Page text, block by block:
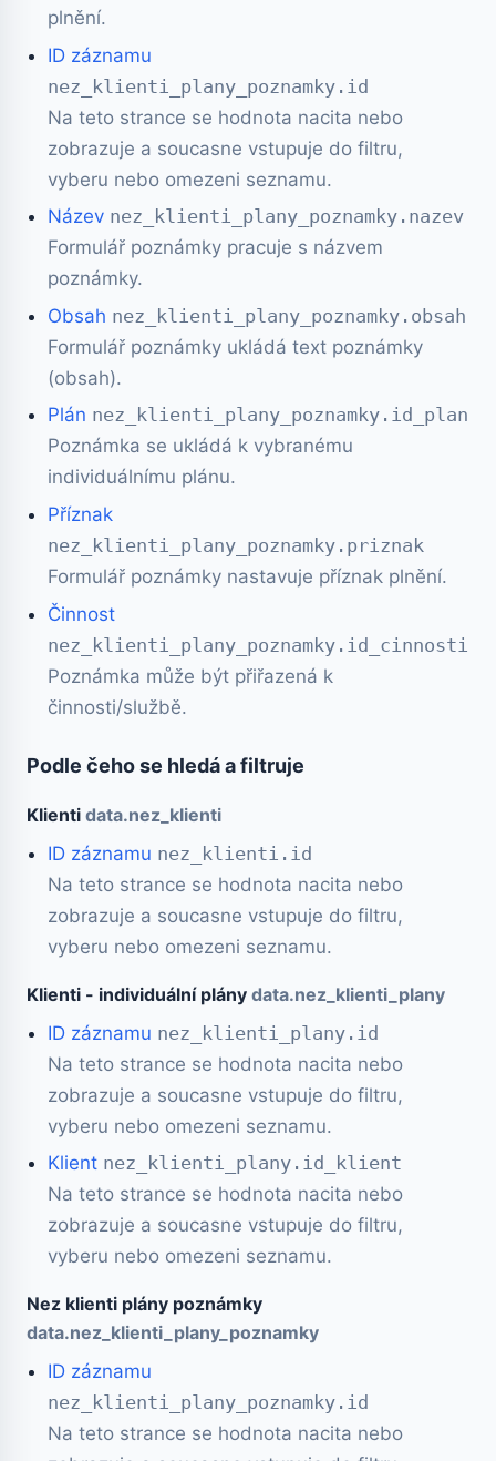
plnění.
ID záznamu
nez_klienti_plany_poznamky.id
Na teto strance se hodnota nacita nebo
zobrazuje a soucasne vstupuje do filtru,
vyberu nebo omezeni seznamu.
Název nez_klienti_plany_poznamky.nazev
Formulář poznámky pracuje s názvem
poznámky.
Obsah nez_klienti_plany_poznamky.obsah
Formulář poznámky ukládá text poznámky
(obsah).
Plán nez_klienti_plany_poznamky.id_plan
Poznámka se ukládá k vybranému
individuálnímu plánu.
Příznak
nez_klienti_plany_poznamky.priznak
Formulář poznámky nastavuje příznak plnění.
Činnost
nez_klienti_plany_poznamky.id_cinnosti
Poznámka může být přiřazená k
činnosti/službě.
Podle čeho se hledá a filtruje
Klienti data.nez_klienti
ID záznamu nez_klienti.id
Na teto strance se hodnota nacita nebo
zobrazuje a soucasne vstupuje do filtru,
vyberu nebo omezeni seznamu.
Klienti - individuální plány data.nez_klienti_plany
ID záznamu nez_klienti_plany.id
Na teto strance se hodnota nacita nebo
zobrazuje a soucasne vstupuje do filtru,
vyberu nebo omezeni seznamu.
Klient nez_klienti_plany.id_klient
Na teto strance se hodnota nacita nebo
zobrazuje a soucasne vstupuje do filtru,
vyberu nebo omezeni seznamu.
Nez klienti plány poznámky
data.nez_klienti_plany_poznamky
ID záznamu
nez_klienti_plany_poznamky.id
Na teto strance se hodnota nacita nebo